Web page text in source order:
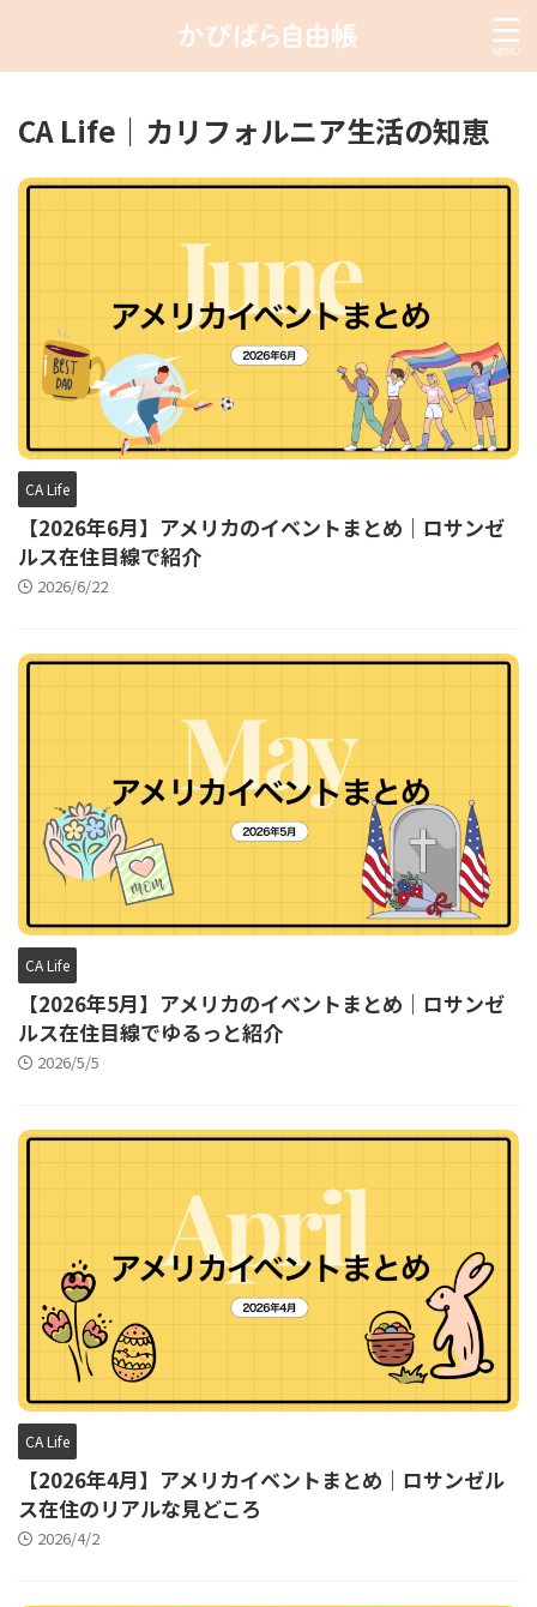
CA Life｜カリフォルニア生活の知恵
CA Life
【2026年6月】アメリカのイベントまとめ｜ロサンゼ
ルス在住目線で紹介
2026/6/22
CA Life
【2026年5月】アメリカのイベントまとめ｜ロサンゼ
ルス在住目線でゆるっと紹介
2026/5/5
CA Life
【2026年4月】アメリカイベントまとめ｜ロサンゼル
ス在住のリアルな見どころ
2026/4/2